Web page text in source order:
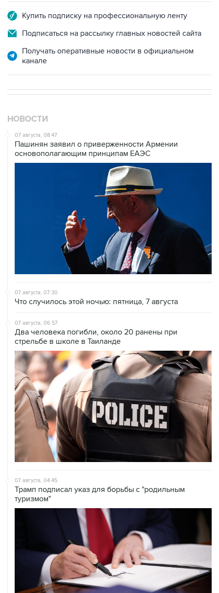
Купить подписку на профессиональную ленту
Подписаться на рассылку главных новостей сайта
Получать оперативные новости в официальном
канале
НОВОСТИ
07 августа, 08:47
Пашинян заявил о приверженности Армении
основополагающим принципам ЕАЭС
07 августа, 07:30
Что случилось этой ночью: пятница, 7 августа
07 августа, 06:57
Два человека погибли, около 20 ранены при
стрельбе в школе в Таиланде
07 августа, 04:45
Трамп подписал указ для борьбы с "родильным
туризмом"